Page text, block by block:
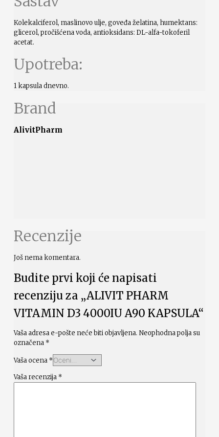
Kolekalciferol, maslinovo ulje, goveđa želatina, humektans:
glicerol, pročišćena voda, antioksidans: DL-alfa-tokoferil
acetat.
Upotreba:
1 kapsula dnevno.
Brand
AlivitPharm
Recenzije
Još nema komentara.
Budite prvi koji će napisati
recenziju za „ALIVIT PHARM
VITAMIN D3 4000IU A90 KAPSULA“
Vaša adresa e-pošte neće biti objavljena. Neophodna polja su
označena *
Vaša ocena *
Vaša recenzija *